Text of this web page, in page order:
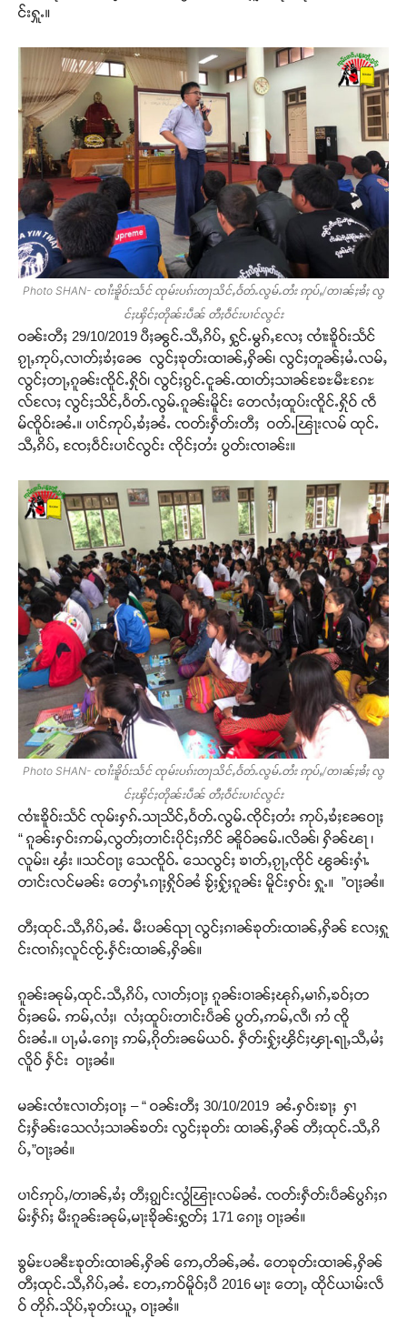
င်းႁူႉ။
Photo SHAN- ၸၢႆးၶိူဝ်းသႅင် ၸုမ်းပၵ်းတႃသိင်ႇဝႅတ်ႉလွမ်ႉတႆး ဢုပ်ႇ/တၢၼ်ႈၶႆႈ လွ
င်ႈၾိင်ႈတိုၼ်းပဵၼ် တီႈဝဵင်းပၢင်လွင်း
ဝၼ်းတီႈ 29/10/2019 ပီႈၼွင်ႉသီႇၵိပ်ႇ ႁွင်ႉမွၵ်ႇလႄႈ ၸၢႆးၶိူဝ်းသႅင်
ၵႂႃႇဢုပ်ႇလၢတ်ႈၶႆႈၼေ လွင်ႈၶုတ်းထၢၼ်ႇႁိၼ်၊ လွင်ႈတူၼ်ႈမႆႉလမ်ႇ
လွင်ႈတႃႇၵူၼ်းၸိူင်ႉႁိုဝ်၊ လွင်ႈၵွင်ႉငူၼ်ႉထၢတ်ႈသၢၼ်ၶႄႊမီႊၵႄႊ
လ်လႄႈ လွင်ႈသိင်ႇဝႅတ်ႉလွမ်ႉၵူၼ်းမိူင်း တေလႆႈထူပ်းၸိူင်ႉႁိုဝ် ၸဵ
မ်ၸိူဝ်းၼႆႉ။ ပၢင်ဢုပ်ႇၶႆႈၼႆႉ ၸတ်းႁဵတ်းတီႈ ဝတ်ႉၽြႃးလမ် ထုင်ႉ
သီႇၵိပ်ႇ ၸႄႈဝဵင်းပၢင်လွင်း ၸိုင်ႈတႆး ပွတ်းၸၢၼ်း။
Photo SHAN- ၸၢႆးၶိူဝ်းသႅင် ၸုမ်းပၵ်းတႃသိင်ႇဝႅတ်ႉလွမ်ႉတႆး ဢုပ်ႇ/တၢၼ်ႈၶႆႈ လွ
င်ႈၾိင်ႈတိုၼ်းပဵၼ် တီႈဝဵင်းပၢင်လွင်း
ၸၢႆးၶိူဝ်းသႅင် ၸုမ်းႁၵ်ႉသႃသိင်ႇဝႅတ်ႉလွမ်ႉၸိုင်ႈတႆး ဢုပ်ႇၶႆႈၼႄဝႃႈ
“ ၵူၼ်းႁဝ်းဢမ်ႇလွတ်ႈတၢင်းပိုင်ႈဢိင် ၼိူဝ်ၼမ်ႉ၊လိၼ်၊ ႁိၼ်ၽႃ ၊
လူမ်း၊ ၾႆး ။သင်ဝႃႈ သေၸိူဝ်ႉ သေလွင်ႈ ၶၢတ်ႇၵႂႃႇၸိုင် ၽွၼ်းႁၢႆႉ
တၢင်းလင်မၼ်း တေႁၢႆႉၵႃႈႁိုဝ်ၼႆ ၶႂ်ႈႁႂ်ႈၵူၼ်း မိူင်းႁဝ်း ႁူႉ။ ”ဝႃႈၼႆ။
တီႈထုင်ႉသီႇၵိပ်ႇၼႆႉ မီးပၼ်ၺႃ လွင်ႈၵၢၼ်ၶုတ်းထၢၼ်ႇႁိၼ် လႄႈႁူ
င်းၸၢၵ်ႈလူင်ၸႂ်ႉႁႅင်းထၢၼ်ႇႁိၼ်။
ၵူၼ်းၼုမ်ႇထုင်ႉသီႇၵိပ်ႇ လၢတ်ႈဝႃႈ ၵူၼ်းဝၢၼ်ႈၽုၵ်ႇမၢၵ်ႇၶဝ်ႈတ
ဝ်ႈၼမ်ႉ ဢမ်ႇလႆႈ၊ လႆႈထူပ်းတၢင်းပဵၼ် ပွတ်ႇဢမ်ႇလီ၊ ဢႆ ၸိူ
ဝ်းၼႆႉ။ ပႃႇမႆႉၵေႃႈ ဢမ်ႇၵိုတ်းၼမ်ယဝ်ႉ ႁဵတ်းႁႂ်ႈၾိင်ႈၾႃႉရႃႇသီႇမႆႈ
လိူဝ် ႁႅင်း ဝႃႈၼႆ။
မၼ်းၸၢႆးလၢတ်ႈဝႃႈ – “ ဝၼ်းတီႈ 30/10/2019 ၼႆႉႁဝ်းၶႃႈ ႁၢ
င်ႈႁႅၼ်းသေလႆႈသၢၼ်ၶတ်း လွင်ႈၶုတ်း ထၢၼ်ႇႁိၼ် တီႈထုင်ႉသီႇၵိ
ပ်ႇ”ဝႃႈၼႆ။
ပၢင်ဢုပ်ႇ/တၢၼ်ႇၶႆႈ တီႈၵျွင်းလွႆၽြႃးလမ်ၼႆႉ ၸတ်းႁဵတ်းပဵၼ်ပွၵ်ႈၵ
မ်းႁႅၵ်ႈ မီးၵူၼ်းၼုမ်ႇမႃးၶိုၼ်းႁွတ်ႈ 171 ၵေႃႈ ဝႃႈၼႆ။
ၶွမ်ႊပၼီႊၶုတ်းထၢၼ်ႇႁိၼ် ဢေႇတိၼ်ႇၼႆႉ တေၶုတ်းထၢၼ်ႇႁိၼ်
တီႈထုင်ႉသီႇၵိပ်ႇၼႆႉ တႄႇဢဝ်မိူဝ်ႈပီ 2016 မႃး တေႃႇ ထိုင်ယၢမ်းလဵ
ဝ် တိုၵ်ႉသိုပ်ႇၶုတ်းယူႇ ဝႃႈၼႆ။